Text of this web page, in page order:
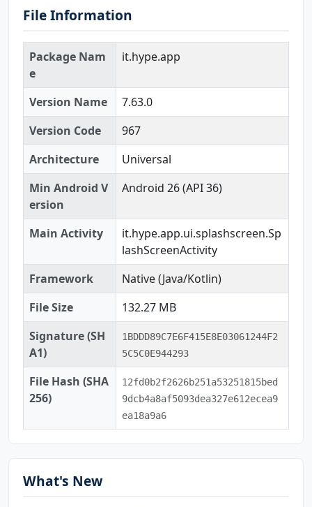
File Information
Package Nam
e
it.hype.app
Version Name
7.63.0
Version Code
967
Architecture
Universal
Min Android V
ersion
Android 26 (API 36)
Main Activity
it.hype.app.ui.splashscreen.Sp
lashScreenActivity
Framework
Native (Java/Kotlin)
File Size
132.27 MB
Signature (SH
A1)
1BDDD89C7E6F415E8E03061244F2
5C5C0E944293
File Hash (SHA
256)
12fd0b2f2626b251a53251815bed
9dcb4a8af5093dea327e612ecea9
ea18a9a6
What's New